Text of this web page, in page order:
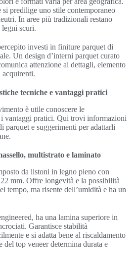
predilige uno stile contemporaneo
In aree più tradizionali restano
legni scuri.
investi in finiture parquet di
Un design d’interni parquet curato
attenzione ai dettagli, elemento
acquirenti.
tecniche e vantaggi pratici
è utile conoscere le
i vantaggi pratici. Qui trovi informazioni
parquet e suggerimenti per adattarli
multistrato e laminato
da listoni in legno pieno con
mm. Offre longevità e la possibilità
tempo, ma risente dell’umidità e ha un
ha una lamina superiore in
Garantisce stabilità
e si adatta bene al riscaldamento
del top veneer determina durata e